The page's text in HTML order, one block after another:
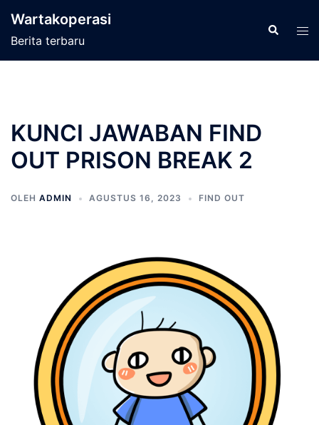
Wartakoperasi
Berita terbaru
Cari
KUNCI JAWABAN FIND
OUT PRISON BREAK 2
OLEH ADMIN AGUSTUS 16, 2023 FIND OUT